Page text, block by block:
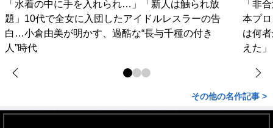
「水着の中に手を入れられ…」「新人は触られ放
題」10代で全女に入団したアイドルレスラーの告
白…小倉由美が明かす、過酷な“長与千種の付き
人”時代
「非
本プ
は何
えた」
その他の名作記事 >